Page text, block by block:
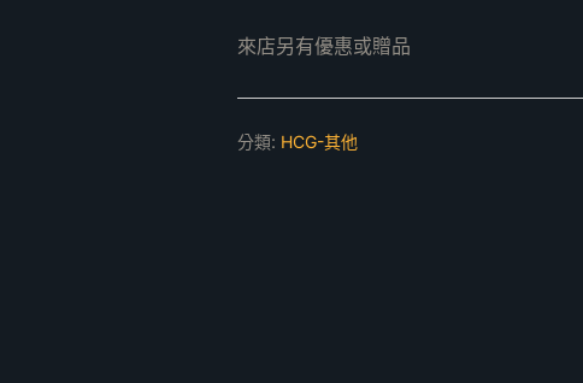
來店另有優惠或贈品
分類: HCG-其他